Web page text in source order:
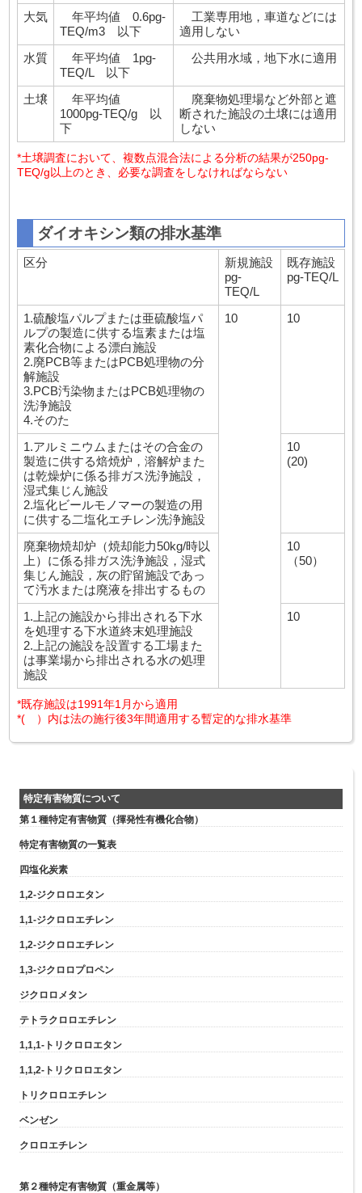
大気
年平均値 0.6pg-
TEQ/m3 以下
工業専用地，車道などには
適用しない
水質
年平均値 1pg-
TEQ/L 以下
公共用水域，地下水に適用
土壌
年平均値
1000pg-TEQ/g 以
下
廃棄物処理場など外部と遮
断された施設の土壌には適用
しない
*土壌調査において、複数点混合法による分析の結果が250pg-
TEQ/g以上のとき、必要な調査をしなければならない
ダイオキシン類の排水基準
区分
新規施設
pg-
TEQ/L
既存施設
pg-TEQ/L
1.硫酸塩パルプまたは亜硫酸塩パ
ルプの製造に供する塩素または塩
素化合物による漂白施設
2.廃PCB等またはPCB処理物の分
解施設
3.PCB汚染物またはPCB処理物の
洗浄施設
4.そのた
10 10
1.アルミニウムまたはその合金の
製造に供する焙焼炉，溶解炉また
は乾燥炉に係る排ガス洗浄施設，
湿式集じん施設
2.塩化ビールモノマーの製造の用
に供する二塩化エチレン洗浄施設
10
(20)
廃棄物焼却炉（焼却能力50kg/時以
上）に係る排ガス洗浄施設，湿式
集じん施設，灰の貯留施設であっ
て汚水または廃液を排出するもの
10
（50）
1.上記の施設から排出される下水
を処理する下水道終末処理施設
2.上記の施設を設置する工場また
は事業場から排出される水の処理
施設
10
*既存施設は1991年1月から適用
*( ）内は法の施行後3年間適用する暫定的な排水基準
特定有害物質について
第１種特定有害物質（揮発性有機化合物）
特定有害物質の一覧表
四塩化炭素
1,2-ジクロロエタン
1,1-ジクロロエチレン
1,2-ジクロロエチレン
1,3-ジクロロプロペン
ジクロロメタン
テトラクロロエチレン
1,1,1-トリクロロエタン
1,1,2-トリクロロエタン
トリクロロエチレン
ベンゼン
クロロエチレン
第２種特定有害物質（重金属等）